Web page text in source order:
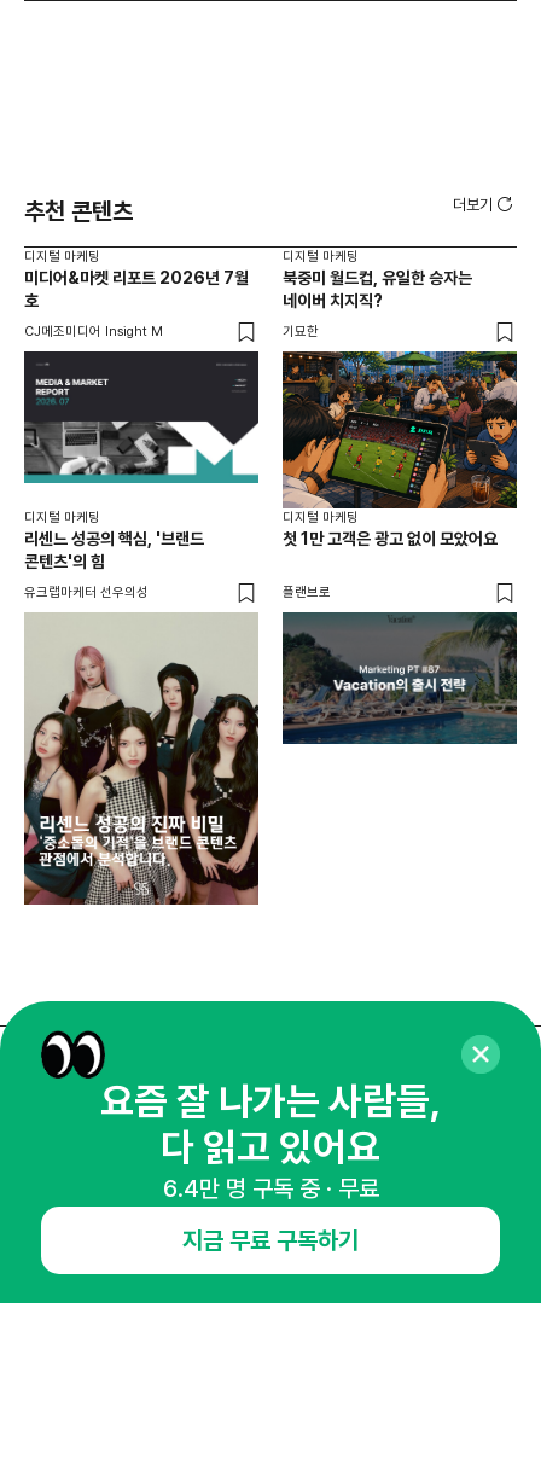
추천 콘텐츠 더보기
디지털 마케팅
미디어&마켓 리포트 2026년 7월
호
CJ메조미디어 Insight M
디지털 마케팅
북중미 월드컵, 유일한 승자는
네이버 치지직?
기묘한
디지털 마케팅
리센느 성공의 핵심, '브랜드
콘텐츠'의 힘
유크랩마케터 선우의성
디지털 마케팅
첫 1만 고객은 광고 없이 모았어요
플랜브로
매주 화요일 아침,
마케팅 감각을 깨워 드릴게요!
65,043명의 마케터를 성장시키는 뉴스레터
요즘 잘 나가는 사람들,
다 읽고 있어요
6.4만 명 구독 중 · 무료
지금 무료 구독하기